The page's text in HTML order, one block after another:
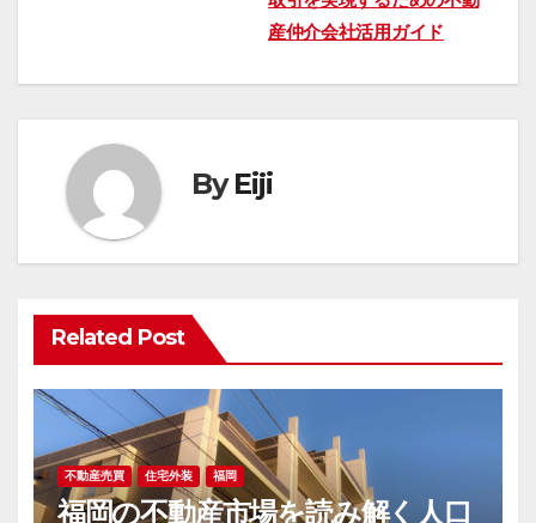
ナ
ゲ
ー
シ
ョ
ン
産仲介会社活用ガイド
ByEiji
Related Post
不動産売買 住宅外装 福岡
福岡の不動産市場を読み解く人口